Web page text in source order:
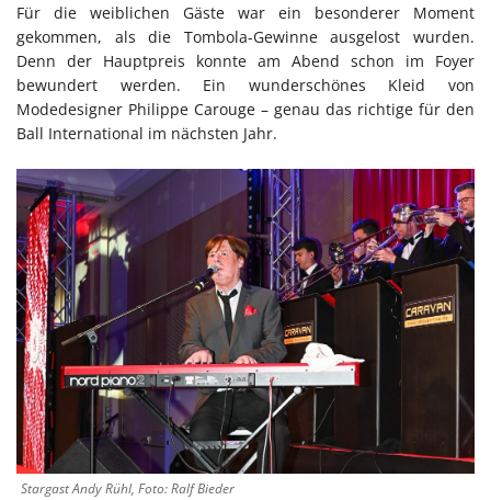
Für die weiblichen Gäste war ein besonderer Moment
gekommen, als die Tombola-Gewinne ausgelost wurden.
Denn der Hauptpreis konnte am Abend schon im Foyer
bewundert werden. Ein wunderschönes Kleid von
Modedesigner Philippe Carouge – genau das richtige für den
Ball International im nächsten Jahr.
Stargast Andy Rühl, Foto: Ralf Bieder